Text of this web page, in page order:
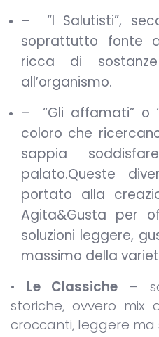
– “I Salutisti”,
soprattutto fonte
ricca di
all’organismo.
– “Gli affamati” o
coloro che
sappia
palato.Queste
portato alla
Agita&Gusta per
soluzioni leggere,
massimo della
• Le Classiche –
storiche, ovvero mix
croccanti, leggere ma